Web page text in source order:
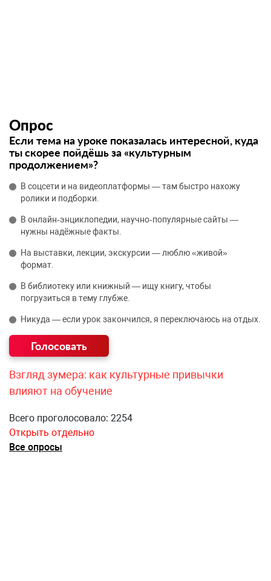
Опрос
Если тема на уроке показалась интересной, куда
ты скорее пойдёшь за «культурным
продолжением»?
В соцсети и на видеоплатформы — там быстро нахожу
ролики и подборки.
В онлайн‑энциклопедии, научно‑популярные сайты —
нужны надёжные факты.
На выставки, лекции, экскурсии — люблю «живой»
формат.
В библиотеку или книжный — ищу книгу, чтобы
погрузиться в тему глубже.
Никуда — если урок закончился, я переключаюсь на отдых.
Взгляд зумера: как культурные привычки
влияют на обучение
Всего проголосовало: 2254
Открыть отдельно
Все опросы